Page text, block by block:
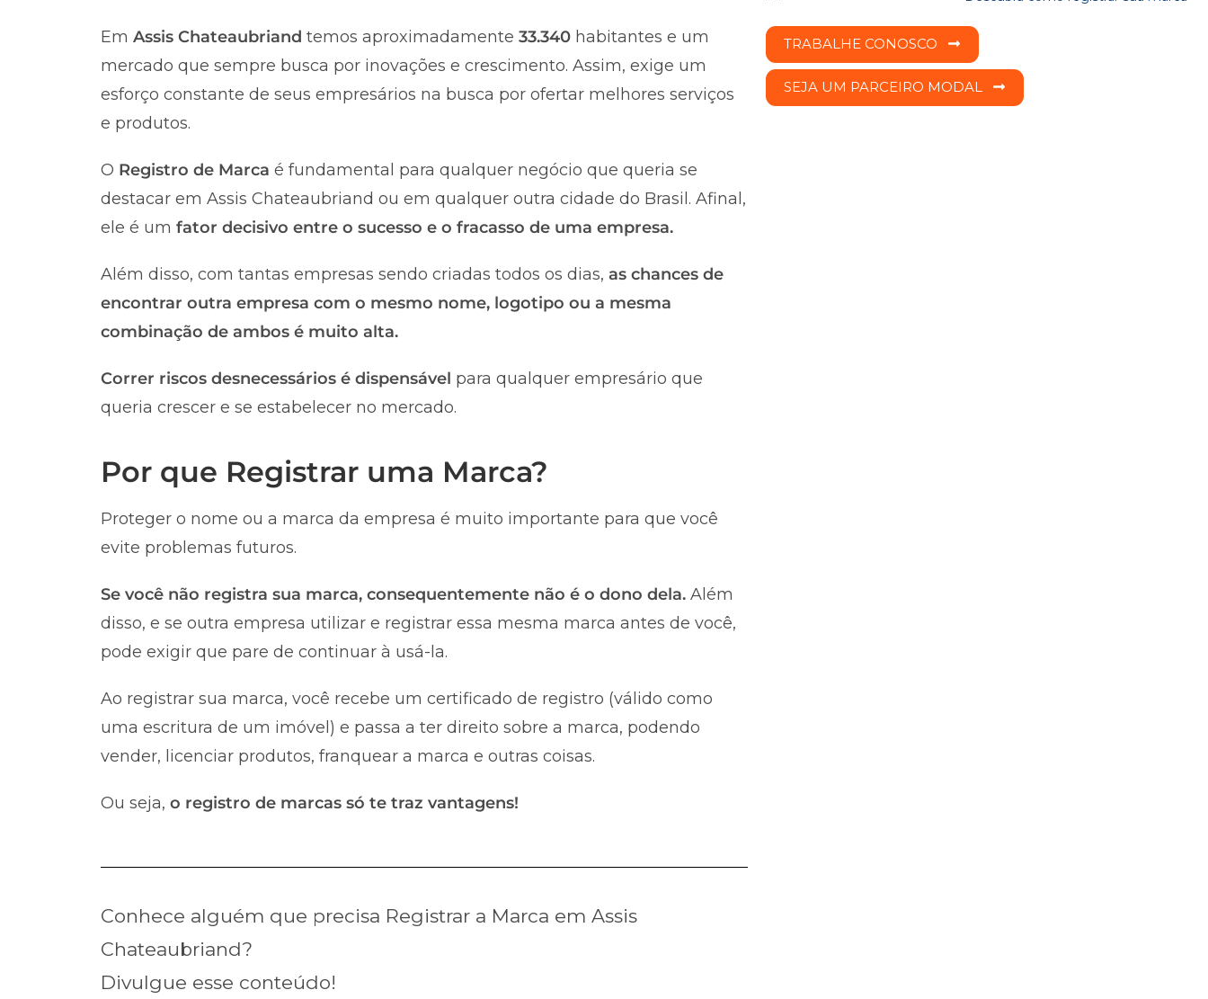
Em Assis Chateaubriand temos aproximadamente 33.340 habitantes e um
mercado que sempre busca por inovações e crescimento. Assim, exige um
esforço constante de seus empresários na busca por ofertar melhores serviços
e produtos.
O Registro de Marca é fundamental para qualquer negócio que queria se
destacar em Assis Chateaubriand ou em qualquer outra cidade do Brasil. Afinal,
ele é um fator decisivo entre o sucesso e o fracasso de uma empresa.
Além disso, com tantas empresas sendo criadas todos os dias, as chances de
encontrar outra empresa com o mesmo nome, logotipo ou a mesma
combinação de ambos é muito alta.
Correr riscos desnecessários é dispensável para qualquer empresário que
queria crescer e se estabelecer no mercado.
Por que Registrar uma Marca?
Proteger o nome ou a marca da empresa é muito importante para que você
evite problemas futuros.
Se você não registra sua marca, consequentemente não é o dono dela. Além
disso, e se outra empresa utilizar e registrar essa mesma marca antes de você,
pode exigir que pare de continuar à usá-la.
Ao registrar sua marca, você recebe um certificado de registro (válido como
uma escritura de um imóvel) e passa a ter direito sobre a marca, podendo
vender, licenciar produtos, franquear a marca e outras coisas.
Ou seja, o registro de marcas só te traz vantagens!
Conhece alguém que precisa Registrar a Marca em Assis
Chateaubriand?
Divulgue esse conteúdo!
TRABALHE CONOSCO
SEJA UM PARCEIRO MODAL